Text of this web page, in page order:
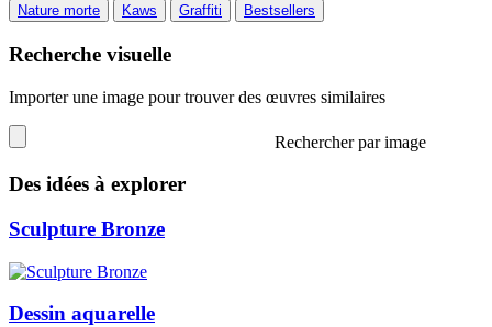
Nature morte
Kaws Graffiti Bestsellers
Recherche visuelle
Importer une image pour trouver des œuvres similaires
Rechercher par image
Des idées à explorer
Sculpture Bronze
Dessin aquarelle